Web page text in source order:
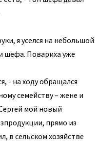
я уселся на небольшой
шефа. Повариха уже
- на ходу обращался
семейству – жене и
мой новый
прямо из
в сельском хозяйстве